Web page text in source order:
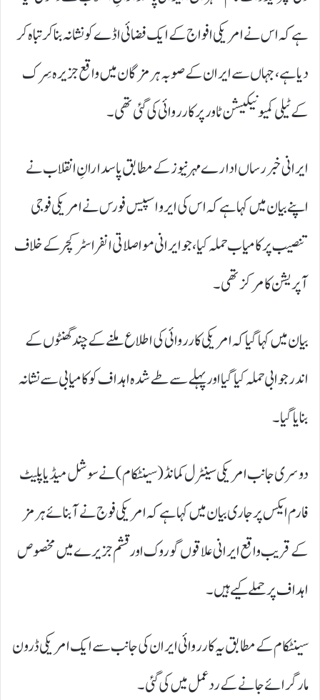
ہے کہ اس نے امریکی افواج کے ایک فضائی اڈے کو نشانہ بنا کر تباہ کر
دیا ہے، جہاں سے ایران کے صوبہ ہرمزگان میں واقع جزیرہ سِرک
کے ٹیلی کمیونیکیشن ٹاور پر کارروائی کی گئی تھی۔
ایرانی خبر رساں ادارے مہر نیوز کے مطابق پاسدارانِ انقلاب نے
اپنے بیان میں کہا ہے کہ اس کی ایرو اسپیس فورس نے امریکی فوجی
تنصیب پر کامیاب حملہ کیا، جو ایرانی مواصلاتی انفراسٹرکچر کے خلاف
آپریشن کا مرکز تھی۔
بیان میں کہا گیا کہ امریکی کارروائی کی اطلاع ملنے کے چند گھنٹوں کے
اندر جوابی حملہ کیا گیا اور پہلے سے طے شدہ اہداف کو کامیابی سے نشانہ
بنایا گیا۔
دوسری جانب امریکی سینٹرل کمانڈ (سینٹکام) نے سوشل میڈیا پلیٹ
فارم ایکس پر جاری بیان میں کہا ہے کہ امریکی فوج نے آبنائے ہرمز
کے قریب واقع ایرانی علاقوں گوروک اور قشم جزیرے میں مخصوص
اہداف پر حملے کیے ہیں۔
سینٹکام کے مطابق یہ کارروائی ایران کی جانب سے ایک امریکی ڈرون
مار گرائے جانے کے ردعمل میں کی گئی۔